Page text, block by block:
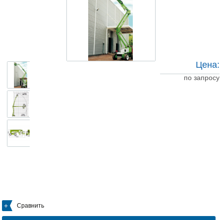
Сравнить
Цена:
по запросу